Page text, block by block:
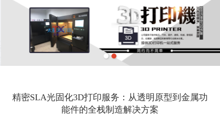
精密SLA光固化3D打印服务：从透明原型到金属功
能件的全栈制造解决方案